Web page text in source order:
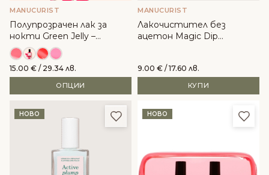
MANUCURIST
Полупрозрачен лак за
нокти Green Jelly –
Manucurist
15.00 € / 29.34 лв.
ОПЦИИ
MANUCURIST
Лакочистител без
ацетон Magic Dip
9.00 € / 17.60 лв.
КУПИ
НОВО Добави в любими
НОВО